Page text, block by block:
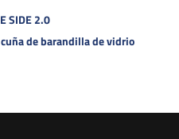
SIDE 2.0
de barandilla de vidrio